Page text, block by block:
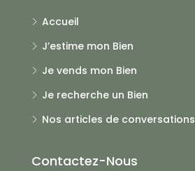
Accueil
J’estime mon Bien
Je vends mon Bien
Je recherche un Bien
Nos articles de conversations
Contactez-Nous